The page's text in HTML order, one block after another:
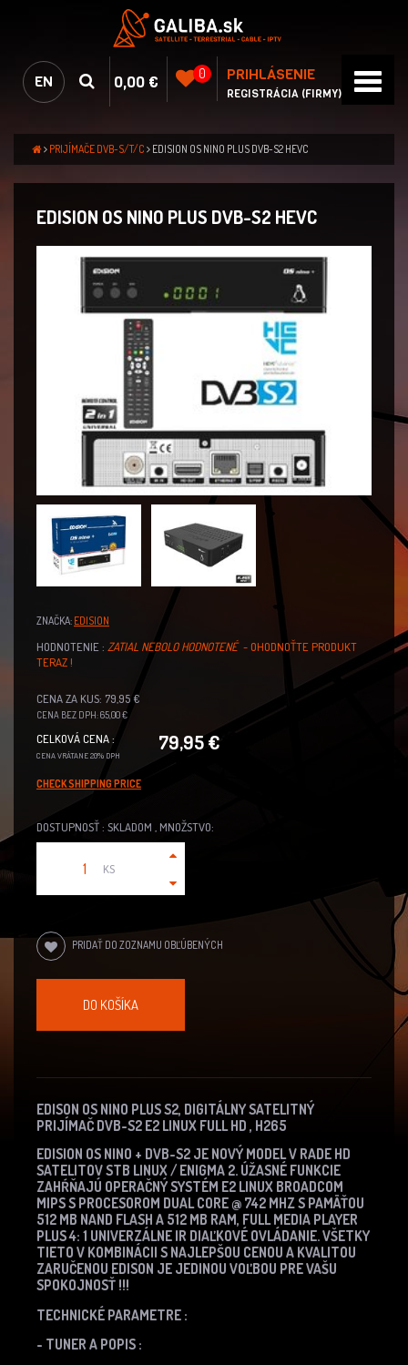
EN 0,00 € 0 PRIHLÁSENIE
REGISTRÁCIA (FIRMY)
PRIJÍMAČE DVB-S/T/C EDISION OS NINO PLUS DVB-S2 HEVC
EDISION OS NINO PLUS DVB-S2 HEVC
ZNAČKA: EDISION
HODNOTENIE : ZATIAL NEBOLO HODNOTENÉ - OHODNOŤTE PRODUKT
TERAZ !
CENA ZA KUS: 79,95 €
CENA BEZ DPH: 65,00 €
CELKOVÁ CENA :
CENA VRÁTANE 20% DPH
79,95 €
CHECK SHIPPING PRICE
DOSTUPNOSŤ : SKLADOM , MNOŽSTVO:
KS
PRIDAŤ DO ZOZNAMU OBĽÚBENÝCH
DO KOŠÍKA
EDISON OS NINO PLUS S2, DIGITÁLNY SATELITNÝ
PRIJÍMAČ DVB-S2 E2 LINUX FULL HD , H265
EDISION OS NINO + DVB-S2 JE NOVÝ MODEL V RADE HD
SATELITOV STB LINUX / ENIGMA 2. ÚŽASNÉ FUNKCIE
ZAHŔŇAJÚ OPERAČNÝ SYSTÉM E2 LINUX BROADCOM
MIPS S PROCESOROM DUAL CORE @ 742 MHZ S PAMÄŤOU
512 MB NAND FLASH A 512 MB RAM, FULL MEDIA PLAYER
PLUS 4: 1 UNIVERZÁLNE IR DIAĽKOVÉ OVLÁDANIE.VŠETKY
TIETO V KOMBINÁCII S NAJLEPŠOU CENOU A KVALITOU
ZARUČENOU EDISON JE JEDINOU VOĽBOU PRE VAŠU
SPOKOJNOSŤ !!!
TECHNICKÉ PARAMETRE :
- TUNER A POPIS :